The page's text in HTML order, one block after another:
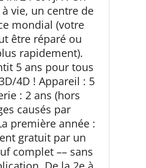
vie, un centre de
mondial (votre
être réparé ou
rapidement).
5 ans pour tous
4D ! Appareil : 5
: 2 ans (hors
causés par
première année :
gratuit par un
complet –– sans